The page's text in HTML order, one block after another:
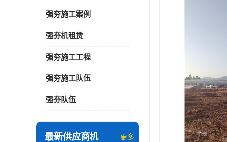
强夯施工案例
强夯机租赁
强夯施工工程
强夯施工队伍
强夯队伍
最新供应商机 更多